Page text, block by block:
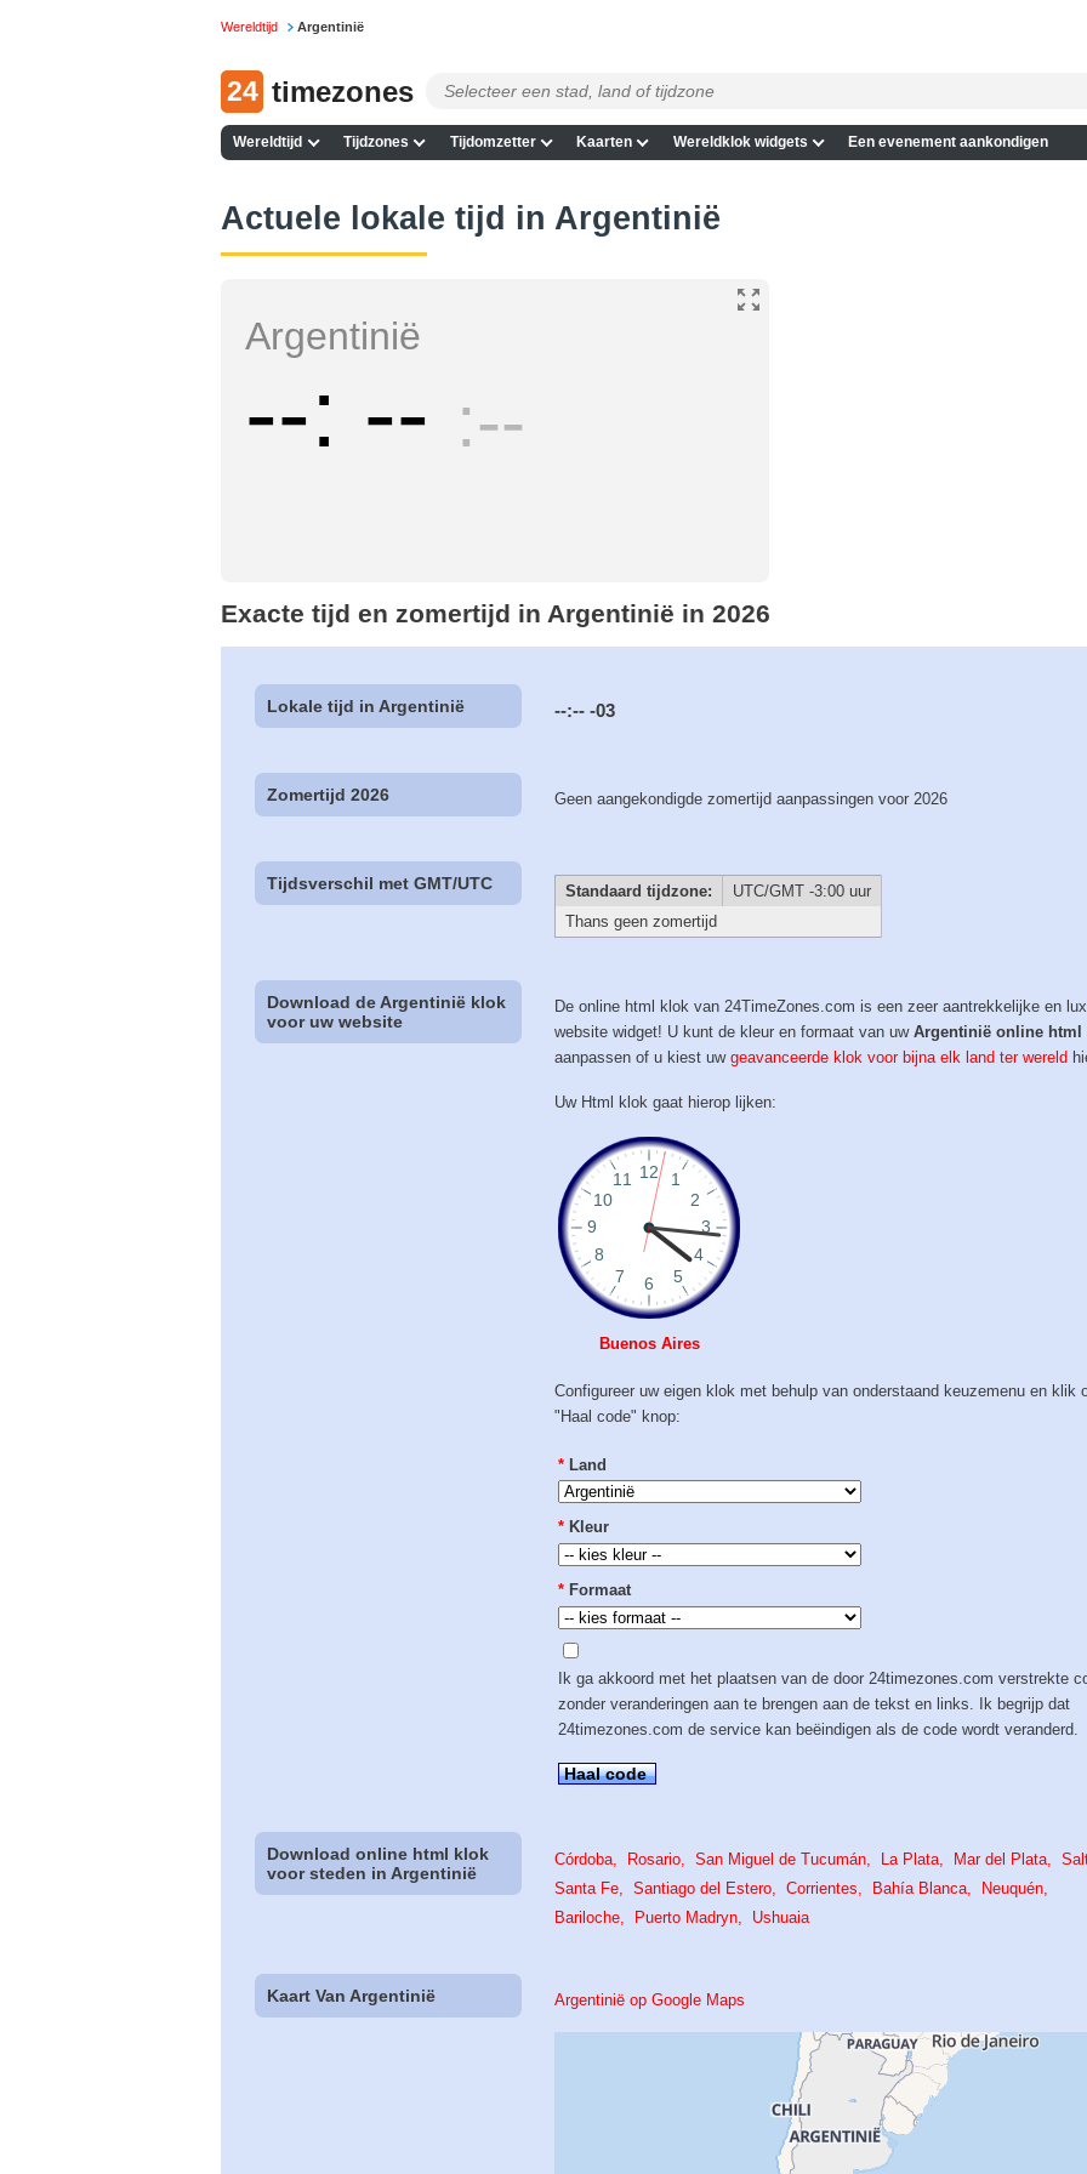
Wereldtijd Argentinië
24 timezones
Wereldtijd Tijdzones Tijdomzetter Kaarten Wereldklok widgets Een evenement aankondigen
Actuele lokale tijd in Argentinië
Argentinië
-- -- --
Exacte tijd en zomertijd in Argentinië in 2026
Lokale tijd in Argentinië --:-- -03
Zomertijd 2026 Geen aangekondigde zomertijd aanpassingen voor 2026
Tijdsverschil met GMT/UTC Standaard tijdzone:
UTC/GMT -3:00 uur
Thans geen zomertijd
Download de Argentinië klok
voor uw website
De online html klok van 24TimeZones.com is een zeer aantrekkelijke en
website widget! U kunt de kleur en formaat van uwArgentinië online html
aanpassen of u kiest uwgeavanceerde klok voor bijna elk land ter wereld
Uw Html klok gaat hierop lijken:
Buenos Aires
Configureer uw eigen klok met behulp van onderstaand keuzemenu en klik
"Haal code" knop:
* Land
* Kleur
* Formaat
Ik ga akkoord met het plaatsen van de door 24timezones.com verstrekte
zonder veranderingen aan te brengen aan de tekst en links. Ik begrijp dat
24timezones.com de service kan beëindigen als de code wordt veranderd.
Haal code
Download online html klok
voor steden in Argentinië
Córdoba Rosario San Miguel de Tucumán La Plata Mar del Plata
Santa Fe
Santiago del Estero Corrientes Bahía Blanca
Neuquén
Bariloche
Puerto Madryn Ushuaia
Kaart Van Argentinië Argentinië op Google Maps